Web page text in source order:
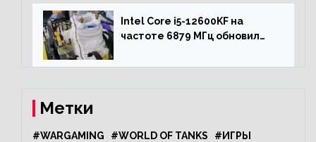
Intel Core i5-12600KF на
частоте 6879 МГц обновил
Метки
#WARGAMING #WORLD OF TANKS #ИГРЫ